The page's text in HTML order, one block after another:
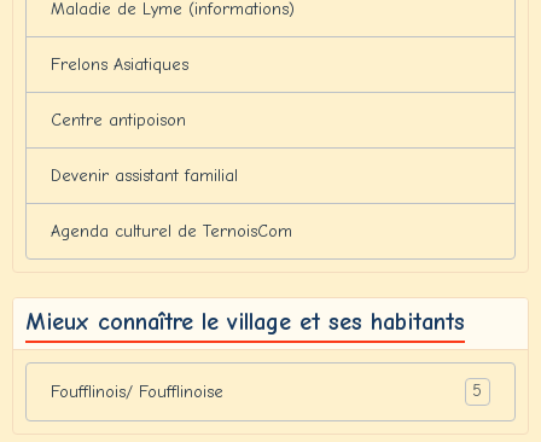
Maladie de Lyme (informations)
Frelons Asiatiques
Centre antipoison
Devenir assistant familial
Agenda culturel de TernoisCom
Mieux connaître le village et ses habitants
Foufflinois/ Foufflinoise 5